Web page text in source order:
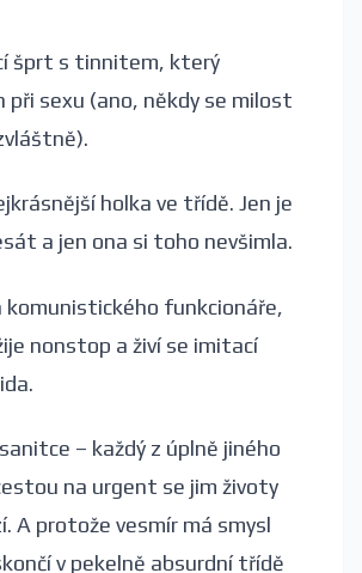
šprt s tinnitem, který
při sexu (ano, někdy se milost
holka ve třídě. Jen je
a jen ona si toho nevšimla.
komunistického funkcionáře,
nonstop a živí se imitací
– každý z úplně jiného
na urgent se jim životy
A protože vesmír má smysl
v pekelně absurdní třídě